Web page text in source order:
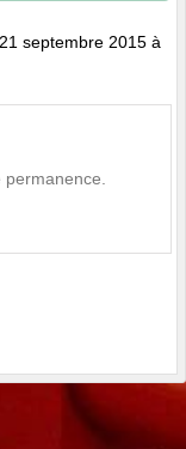
septembre 2015 à